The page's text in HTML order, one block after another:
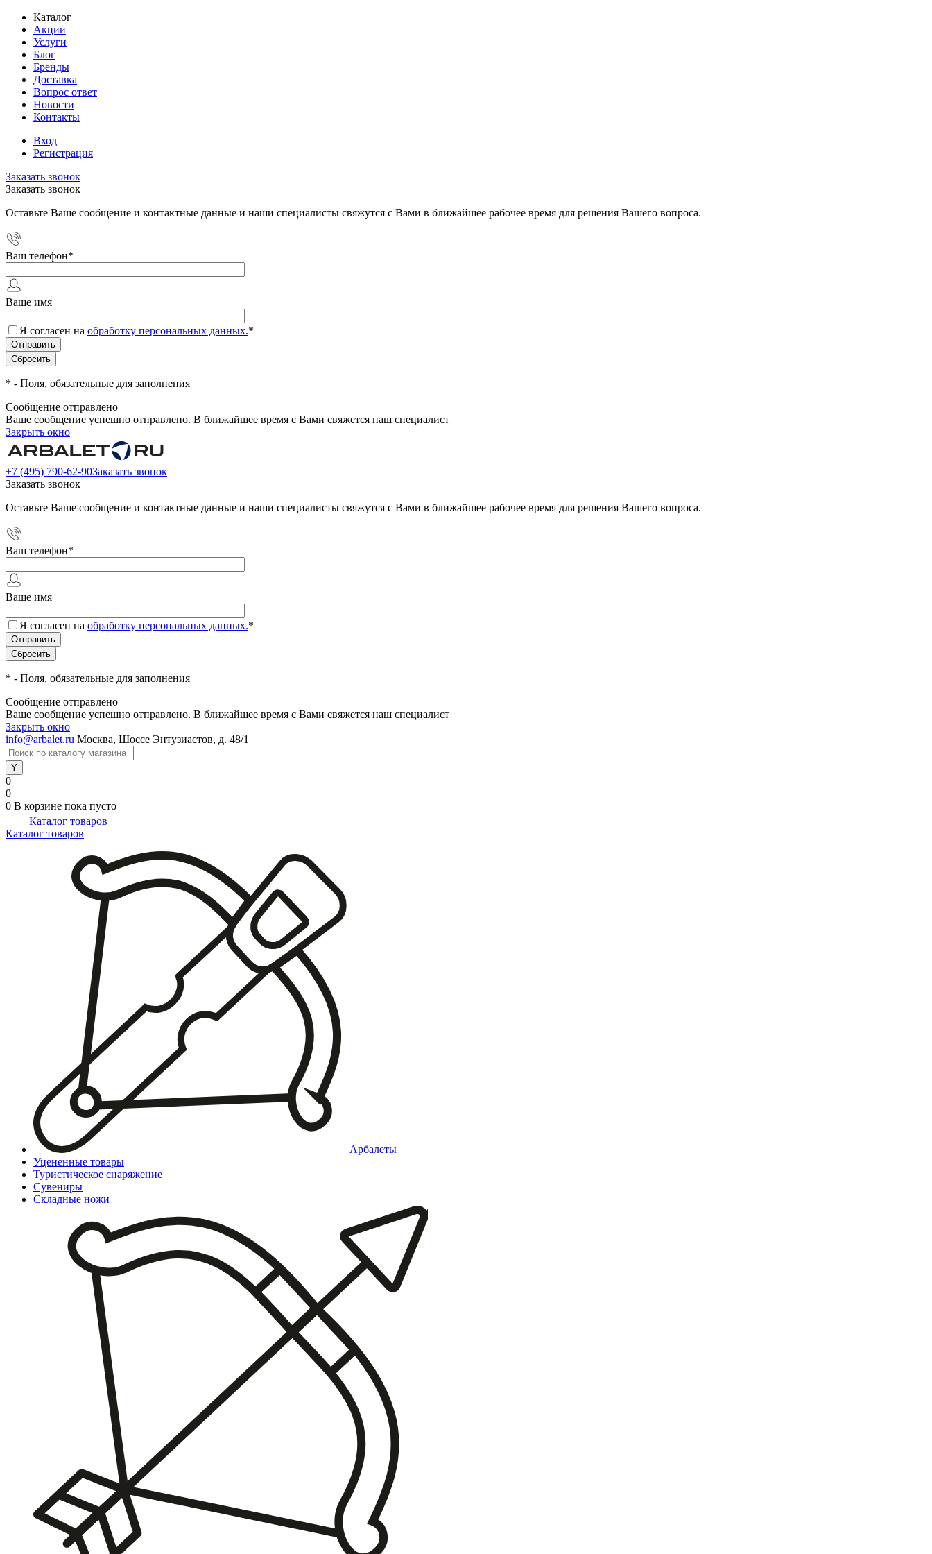
Каталог
Акции
Услуги
Блог
Бренды
Доставка
Вопрос ответ
Новости
Контакты
Вход
Регистрация
Заказать звонок
Заказать звонок
Оставьте Ваше сообщение и контактные данные и наши специалисты свяжутся с Вами в ближайшее рабочее время для решения Вашего вопроса.
Ваш телефон*
Ваше имя
Я согласен на обработку персональных данных.*
* - Поля, обязательные для заполнения
Сообщение отправлено
Ваше сообщение успешно отправлено. В ближайшее время с Вами свяжется наш специалист
Закрыть окно
+7 (495) 790-62-90Заказать звонок
Заказать звонок
Оставьте Ваше сообщение и контактные данные и наши специалисты свяжутся с Вами в ближайшее рабочее время для решения Вашего вопроса.
Ваш телефон*
Ваше имя
Я согласен на обработку персональных данных.*
* - Поля, обязательные для заполнения
Сообщение отправлено
Ваше сообщение успешно отправлено. В ближайшее время с Вами свяжется наш специалист
Закрыть окно
info@arbalet.ru Москва, Шоссе Энтузиастов, д. 48/1
0
0
0 В корзине пока пусто
Каталог товаров
Каталог товаров
Арбалеты
Уцененные товары
Туристическое снаряжение
Сувениры
Складные ножи